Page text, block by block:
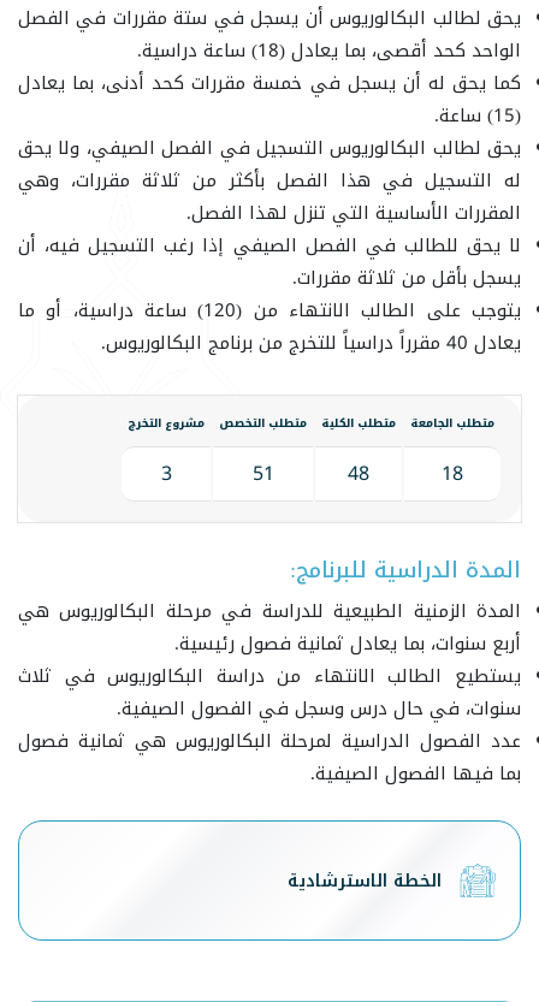
يحق لطالب البكالوريوس أن يسجل في ستة مقررات في الفصل
الواحد كحد أقصى، بما يعادل (18) ساعة دراسية.
كما يحق له أن يسجل في خمسة مقررات كحد أدنى، بما يعادل
(15) ساعة.
يحق لطالب البكالوريوس التسجيل في الفصل الصيفي، ولا يحق
له التسجيل في هذا الفصل بأكثر من ثلاثة مقررات، وهي
المقررات الأساسية التي تنزل لهذا الفصل.
لا يحق للطالب في الفصل الصيفي إذا رغب التسجيل فيه، أن
يسجل بأقل من ثلاثة مقررات.
يتوجب على الطالب الانتهاء من (120) ساعة دراسية، أو ما
يعادل 40 مقرراً دراسياً للتخرج من برنامج البكالوريوس.
متطلب الجامعة متطلب الكلية متطلب التخصص مشروع التخرج
18
48
51
3
المدة الدراسية للبرنامج:
المدة الزمنية الطبيعية للدراسة في مرحلة البكالوريوس هي
أربع سنوات، بما يعادل ثمانية فصول رئيسية.
يستطيع الطالب الانتهاء من دراسة البكالوريوس في ثلاث
سنوات، في حال درس وسجل في الفصول الصيفية.
عدد الفصول الدراسية لمرحلة البكالوريوس هي ثمانية فصول
بما فيها الفصول الصيفية.
الخطة الاسترشادية